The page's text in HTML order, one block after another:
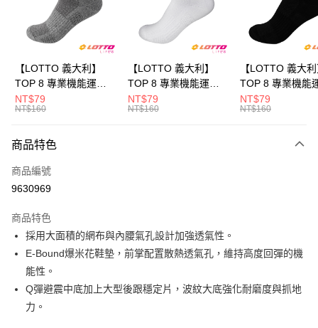
悠遊付
ATM付款
付款後全家取貨
每筆NT$80，滿NT$1,500(含以上)免運費
付款後萊爾富取貨
每筆NT$80，滿NT$3,000(含以上)免運費
付款後7-11取貨
每筆NT$80，滿NT$1,500(含以上)免運費
每筆NT$80，滿NT$1,000(含以上)免運費
【LOTTO 義大利】
TOP 8 專業機能運動
襪-加大款(灰藍-
LT9CMW8308)
NT$79
NT$160
【LOTTO 義大利】
TOP 8 專業機能運動
襪-加大款(白/黑-
LT9CMW8309)
NT$79
NT$160
【LOTTO 義大
TOP 8 專業機能
襪-加大款(黑/白-
LT9CMW8300)
NT$79
NT$160
商品特色
商品編號
9630969
商品特色
採用大面積的網布與內腰氣孔設計加強透氣性。
E-Bound爆米花鞋墊，前掌配置散熱透氣孔，維持高度回彈的機
能性。
Q彈避震中底加上大型後跟穩定片，波紋大底強化耐磨度與抓地
力。